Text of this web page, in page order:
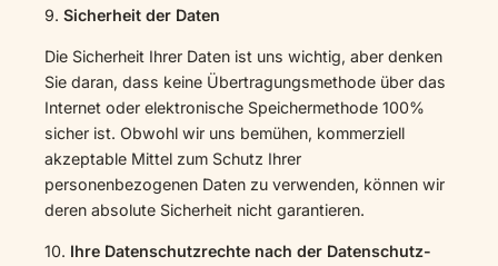
9. Sicherheit der Daten
Die Sicherheit Ihrer Daten ist uns wichtig, aber denken
Sie daran, dass keine Übertragungsmethode über das
Internet oder elektronische Speichermethode 100%
sicher ist. Obwohl wir uns bemühen, kommerziell
akzeptable Mittel zum Schutz Ihrer
personenbezogenen Daten zu verwenden, können wir
deren absolute Sicherheit nicht garantieren.
10. Ihre Datenschutzrechte nach der Datenschutz-